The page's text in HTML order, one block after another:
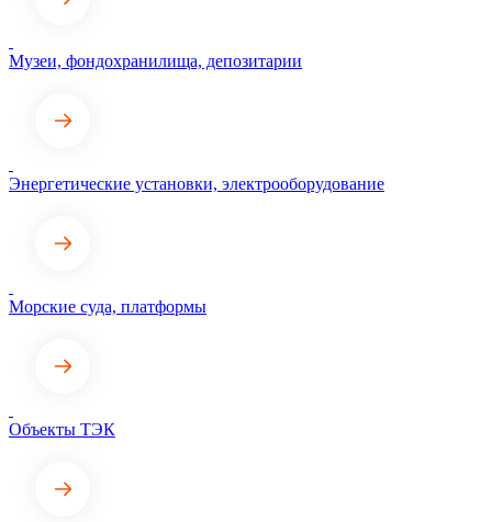
Музеи, фондохранилища, депозитарии
Энергетические установки, электрооборудование
Морские суда, платформы
Объекты ТЭК